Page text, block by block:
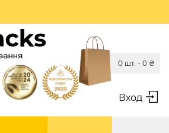
Вход
0 шт. - 0 ₴